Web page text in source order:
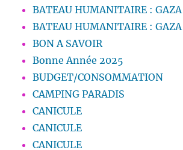
BATEAU HUMANITAIRE : GAZA
BATEAU HUMANITAIRE : GAZA
BON A SAVOIR
Bonne Année 2025
BUDGET/CONSOMMATION
CAMPING PARADIS
CANICULE
CANICULE
CANICULE